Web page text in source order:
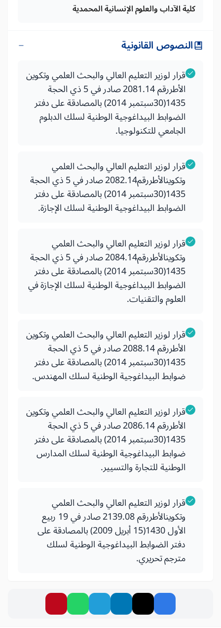
كلية الآداب والعلوم الإنسانية المحمدية
النصوص القانونية
قرار لوزير التعليم العالي والبحث العلمي وتكوين
الأطررقم 2081.14 صادر في 5 ذي الحجة
1435(30سبتمبر 2014) بالمصادقة على دفتر
الضوابط البيداغوجية الوطنية لسلك الدبلوم
الجامعي للتكنولوجيا.
قرار لوزير التعليم العالي والبحث العلمي
وتكوينالأطررقم2082.14 صادر في 5 ذي الحجة
1435(30سبتمبر 2014) بالمصادقة على دفتر
الضوابط البيداغوجية الوطنية لسلك الإجازة.
قرار لوزير التعليم العالي والبحث العلمي
وتكوينالأطررقم2084.14 صادر في 5 ذي الحجة
1435(30سبتمبر 2014) بالمصادقة على دفتر
الضوابط البيداغوجية الوطنية لسلك الإجازة في
العلوم والتقنيات.
قرار لوزير التعليم العالي والبحث العلمي وتكوين
الأطررقم 2088.14 صادر في 5 ذي الحجة
1435(30سبتمبر 2014) بالمصادقة على دفتر
ضوابط البيداغوجية الوطنية لسلك المهندس.
قرار لوزير التعليم العالي والبحث العلمي وتكوين
الأطررقم 2086.14 صادر في 5 ذي الحجة
1435(30سبتمبر 2014) بالمصادقة على دفتر
ضوابط البيداغوجية الوطنية لسلك المدارس
الوطنية للتجارة والتسيير.
قرار لوزير التعليم العالي والبحث العلمي
وتكوينالأطررقم 2139.08 صادر في 19 ربيع
الأول 1430(15 أبريل 2009) بالمصادقة على
دفتر الضوابط البيداغوجية الوطنية لسلك
مترجم تحريري.